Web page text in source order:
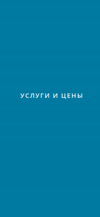
УСЛУГИ И ЦЕНЫ